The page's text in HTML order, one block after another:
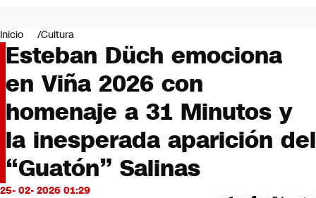
Negocios
Deportes
Programas completos
Cultura
Servicios
Bits
CNN tiempo
Futuro 360
Opinión
Inicio Cultura
Esteban Düch emociona
en Viña 2026 con
homenaje a 31 Minutos y
la inesperada aparición del
“Guatón” Salinas
25- 02- 2026 01:29